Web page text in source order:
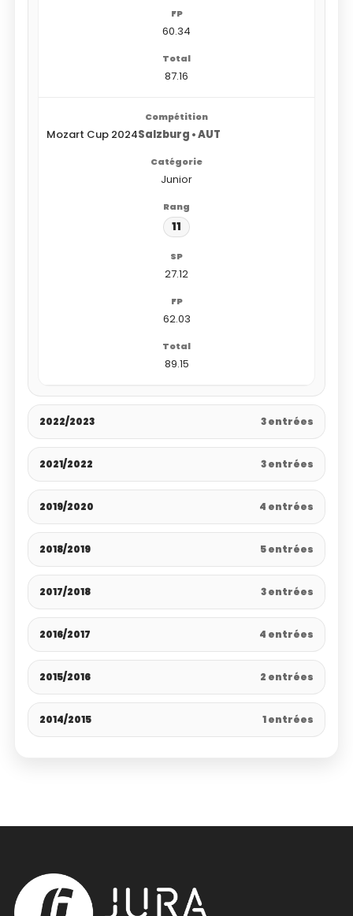
60.34
87.16
Mozart Cup 2024Salzburg • AUT
Junior
11
27.12
62.03
89.15
2022/2023 3 entrées
2021/2022 3 entrées
2019/2020 4 entrées
2018/2019 5 entrées
2017/2018 3 entrées
2016/2017 4 entrées
2015/2016 2 entrées
2014/2015 1 entrées